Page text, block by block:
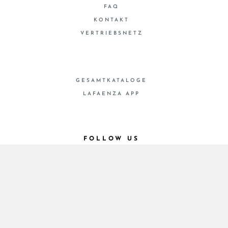
FAQ
KONTAKT
VERTRIEBSNETZ
GESAMTKATALOGE
LAFAENZA APP
FOLLOW US